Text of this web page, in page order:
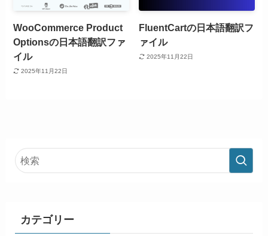
WooCommerce Product
Optionsの日本語翻訳ファ
イル
2025年11月22日
FluentCartの日本語翻訳フ
ァイル
2025年11月22日
カテゴリー